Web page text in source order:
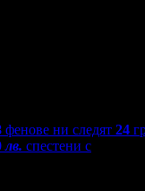
фенове ни следят 24
лв. спестени с